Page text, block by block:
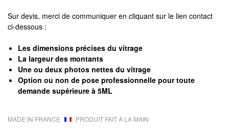
Sur devis, merci de communiquer en cliquant sur le lien contact
ci-dessous :
Les dimensions précises du vitrage
La largeur des montants
Une ou deux photos nettes du vitrage
Option ou non de pose professionnelle pour toute
demande supérieure à 5ML
MADE IN FRANCE PRODUIT FAIT À LA MAIN